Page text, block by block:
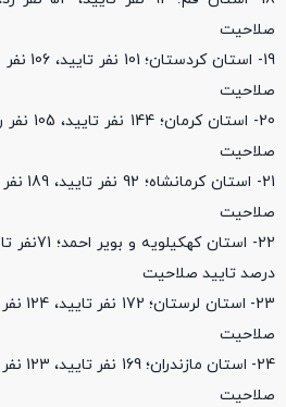
صلاحیت
صلاحیت
صلاحیت
صلاحیت
درصد تایید صلاحیت
صلاحیت
صلاحیت